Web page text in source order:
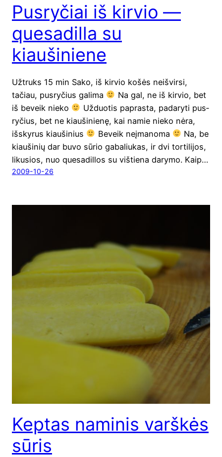
Pusryčiai iš kirvio —
quesadilla su
kiaušiniene
Užtruks 15 min Sako, iš kir­vio košės neišvir­si,
tačiau, pus­ry­čius gali­ma
Na gal, ne iš kir­vio, bet
iš beveik nie­ko
Užduo­tis papras­ta, pada­ry­ti pus­
ry­čius, bet ne kiau­ši­nie­nę, kai namie nie­ko nėra,
išsky­rus kiau­ši­nius
Beveik neįma­no­ma
Na, be
kiau­ši­nių dar buvo sūrio gaba­liu­kas, ir dvi tor­ti­li­jos,
liku­sios, nuo quesa­dil­los su viš­tie­na dary­mo. Kaip…
2009-10-26
Keptas naminis varškės
sūris